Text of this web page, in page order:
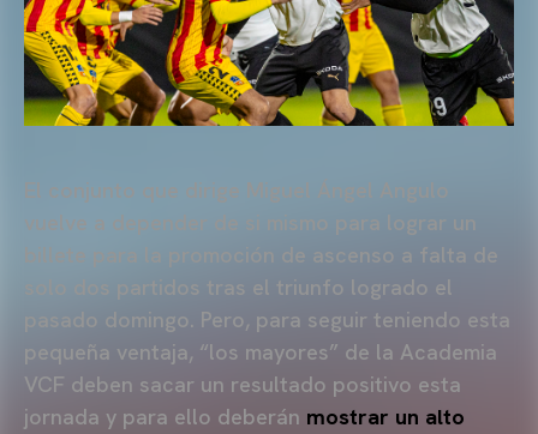
El conjunto que dirige Miguel Ángel Angulo
vuelve a depender de si mismo para lograr un
billete para la promoción de ascenso a falta de
solo dos partidos tras el triunfo logrado el
pasado domingo. Pero, para seguir teniendo esta
pequeña ventaja, “los mayores” de la Academia
VCF deben sacar un resultado positivo esta
jornada y para ello deberán mostrar un alto